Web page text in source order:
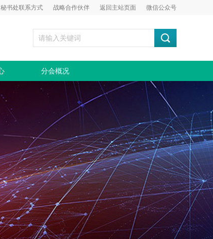
微信公众号
秘书处联系方式 战略合作伙伴 返回主站页面
分会概况